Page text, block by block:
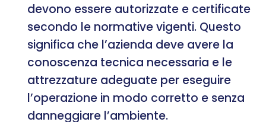
devono essere autorizzate e certificate
secondo le normative vigenti. Questo
significa che l’azienda deve avere la
conoscenza tecnica necessaria e le
attrezzature adeguate per eseguire
l’operazione in modo corretto e senza
danneggiare l’ambiente.